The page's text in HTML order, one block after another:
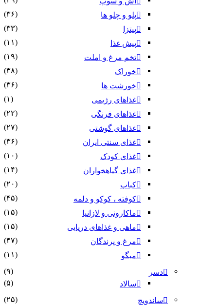
پلو و چلو ها
(۳۶)
پیتزا
(۳۳)
پیش غذا
(۱۱)
تخم مرغ و املت
(۱۹)
خوراک
(۳۸)
خورشت ها
(۳۶)
غذاهای رژیمی
(۱)
غذاهای فرنگی
(۲۲)
غذاهای گوشتی
(۲۷)
غذای سنتی ایران
(۳۶)
غذای کودک
(۱۰)
غذای گیاهخواران
(۱۴)
کباب
(۲۰)
کوفته ، کوکو و دلمه
(۴۵)
ماکارونی و لازانیا
(۱۵)
ماهی و غذاهای دریایی
(۱۵)
مرغ و پرندگان
(۴۷)
میگو
(۱۱)
دسر
(۹)
سالاد
(۵)
ساندویچ
(۲۵)